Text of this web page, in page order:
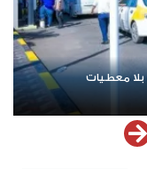
اشترك